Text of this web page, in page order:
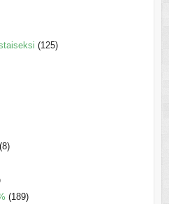
(125)
(8)
(189)